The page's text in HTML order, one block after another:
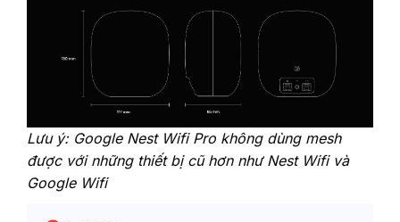
Lưu ý: Google Nest Wifi Pro không dùng mesh
được với những thiết bị cũ hơn như Nest Wifi và
Google Wifi